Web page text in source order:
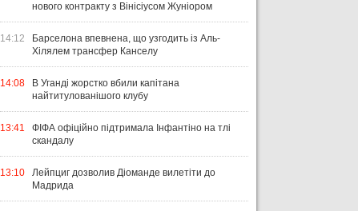
нового контракту з Вінісіусом Жуніором
14:12
Барселона впевнена, що узгодить із Аль-
Хілялем трансфер Канселу
14:08
В Уганді жорстко вбили капітана
найтитулованішого клубу
13:41
ФІФА офіційно підтримала Інфантіно на тлі
скандалу
13:10
Лейпциг дозволив Діоманде вилетіти до
Мадрида